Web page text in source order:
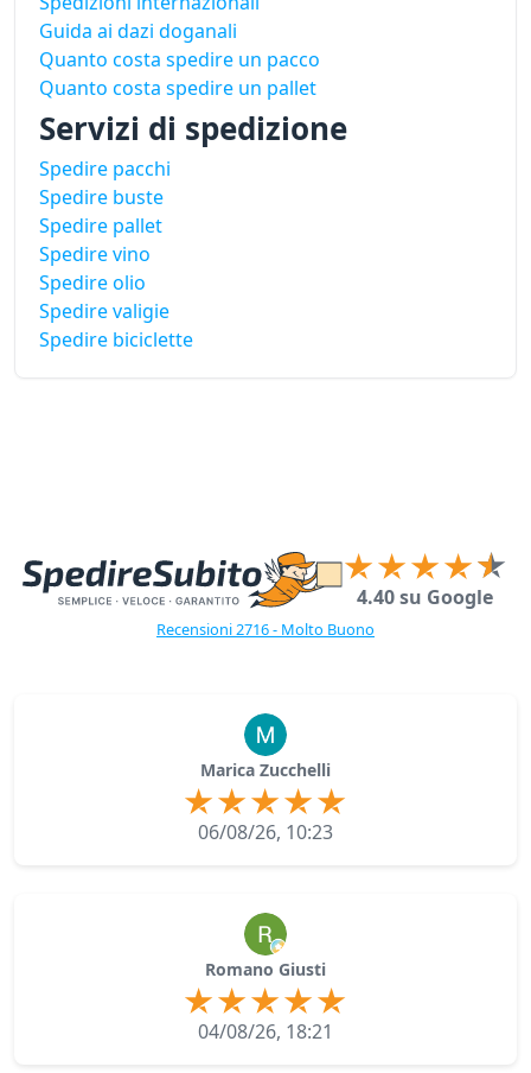
Guida ai dazi doganali
Quanto costa spedire un pacco
Quanto costa spedire un pallet
Servizi di spedizione
Spedire pacchi
Spedire buste
Spedire pallet
Spedire vino
Spedire olio
Spedire valigie
Spedire biciclette
4.40 su Google
Recensioni 2716 - Molto Buono
Marica Zucchelli
06/08/26, 10:23
Romano Giusti
04/08/26, 18:21